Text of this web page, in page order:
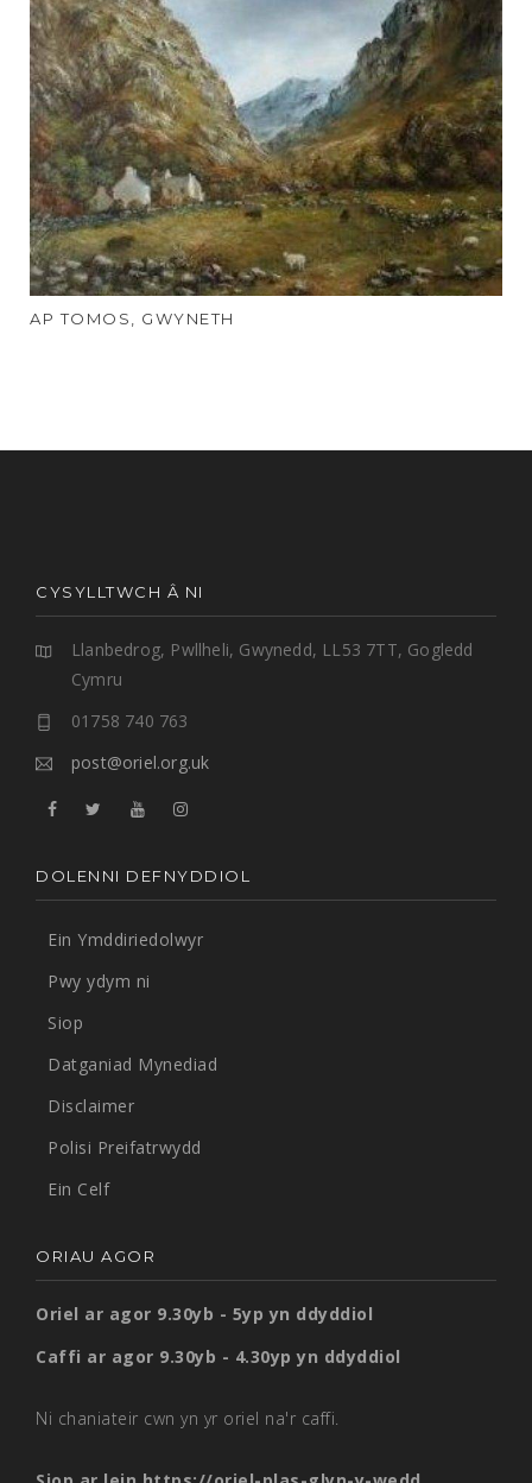
AP TOMOS, GWYNETH
CYSYLLTWCH Â NI
Llanbedrog, Pwllheli, Gwynedd, LL53 7TT, Gogledd
Cymru
01758 740 763
post@oriel.org.uk
DOLENNI DEFNYDDIOL
Ein Ymddiriedolwyr
Pwy ydym ni
Siop
Datganiad Mynediad
Disclaimer
Polisi Preifatrwydd
Ein Celf
ORIAU AGOR
Oriel ar agor 9.30yb - 5yp yn ddyddiol
Caffi ar agor 9.30yb - 4.30yp yn ddyddiol
Ni chaniateir cwn yn yr oriel na'r caffi.